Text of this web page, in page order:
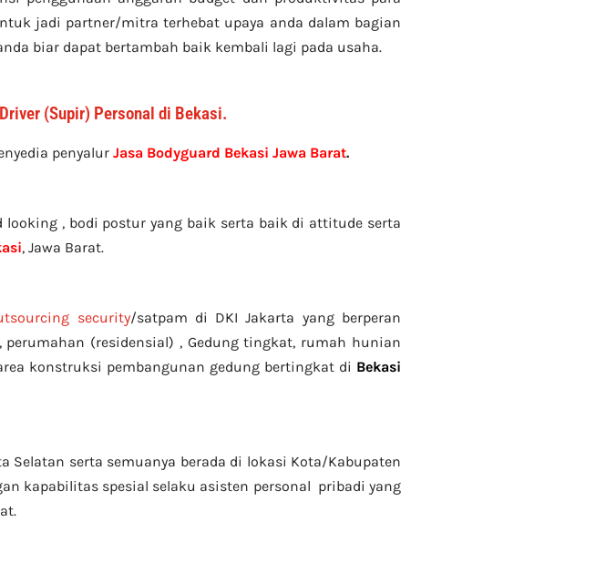
jadi partner/mitra terhebat upaya anda dalam bagian
biar dapat bertambah baik kembali lagi pada usaha.
(Supir) Personal di Bekasi.
penyalur Jasa Bodyguard Bekasi Jawa Barat.
looking , bodi postur yang baik serta baik di attitude serta
, Jawa Barat.
security/satpam di DKI Jakarta yang berperan
(residensial) , Gedung tingkat, rumah hunian
konstruksi pembangunan gedung bertingkat di Bekasi
Selatan serta semuanya berada di lokasi Kota/Kabupaten
kapabilitas spesial selaku asisten personal pribadi yang